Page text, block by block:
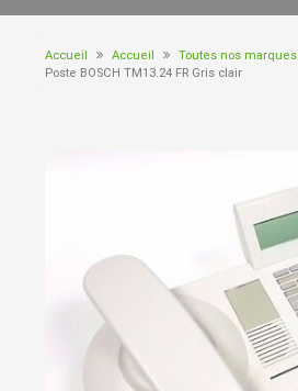
Accueil Accueil Toutes nos marques
Poste BOSCH TM13.24 FR Gris clair